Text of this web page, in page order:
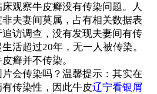
观察牛皮癣没有传染问题。人
夫妻间莫属，占有相关数据表
访调查，没有发现夫妻间有传
活超过20年，无一人被传染。
癣并不传染。
传染吗？温馨提示：其实在
传染性，因此牛皮辽宁看银屑